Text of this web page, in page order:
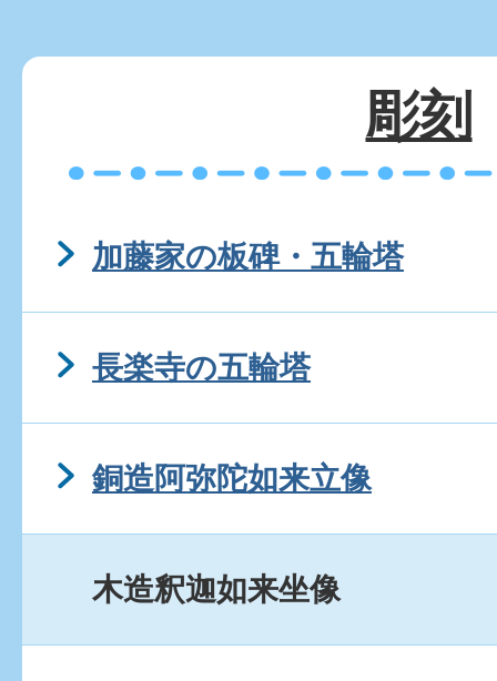
彫刻
加藤家の板碑・五輪塔
長楽寺の五輪塔
銅造阿弥陀如来立像
木造釈迦如来坐像